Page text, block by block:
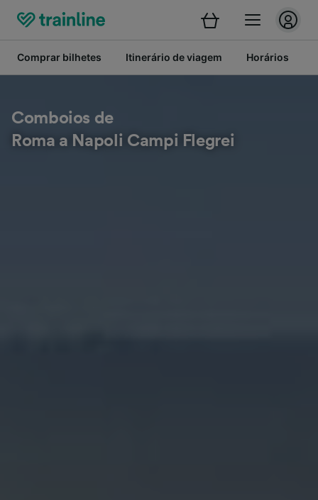
Comprar bilhetes Itinerário de viagem Horários
Comboios de
Roma a Napoli Campi Flegrei